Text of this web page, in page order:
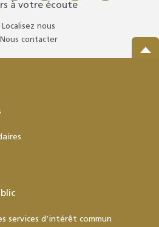
à votre écoute
Localisez nous
Nous contacter
services d’intérêt commun